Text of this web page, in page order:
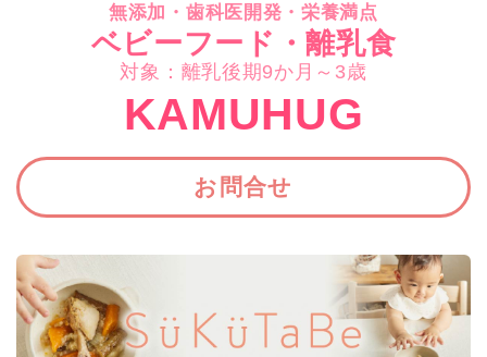
無添加・歯科医開発・栄養満点
ベビーフード・離乳食
対象：離乳後期9か月～3歳
KAMUHUG
お問合せ